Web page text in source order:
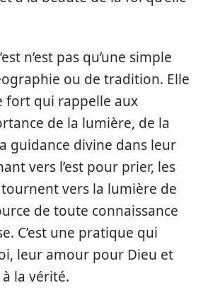
n’est pas qu’une simple
ou de tradition. Elle
fort qui rappelle aux
de la lumière, de la
guidance divine dans leur
vers l’est pour prier, les
vers la lumière de
de toute connaissance
C’est une pratique qui
leur amour pour Dieu et
la vérité.